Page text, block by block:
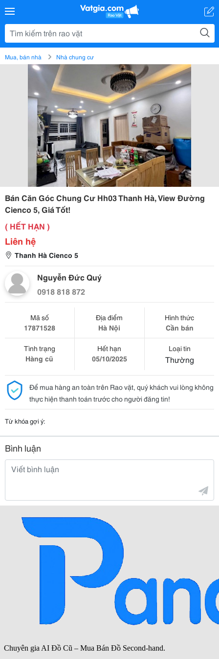
Mua, bán nhà Nhà chung cư
Bán Căn Góc Chung Cư Hh03 Thanh Hà, View Đường
Cienco 5, Giá Tốt!
( HẾT HẠN )
Liên hệ
Thanh Hà Cienco 5
Nguyễn Đức Quý
0918 818 872
Mã số
17871528
Địa điểm
Hà Nội
Hình thức
Cần bán
Tình trạng
Hàng cũ
Hết hạn
05/10/2025
Loại tin
Thường
Để mua hàng an toàn trên Rao vặt, quý khách vui lòng không
thực hiện thanh toán trước cho người đăng tin!
Từ khóa gợi ý:
Bình luận